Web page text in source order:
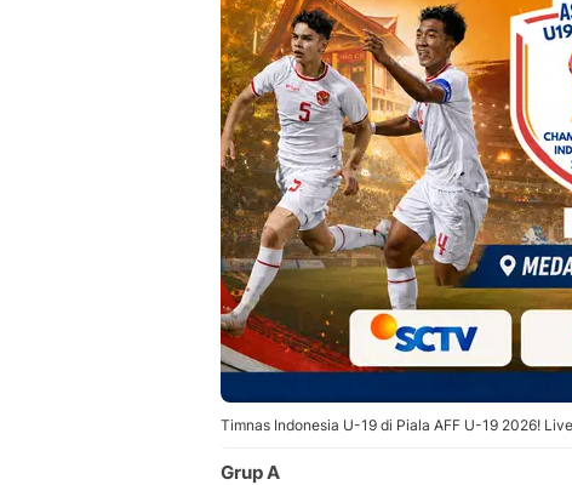
Timnas Indonesia U-19 di Piala AFF U-19 2026!
Grup A